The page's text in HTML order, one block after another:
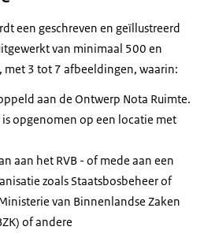
een geschreven en geïllustreerd
van minimaal 500 en
3 tot 7 afbeeldingen, waarin:
aan de Ontwerp Nota Ruimte.
opgenomen op een locatie met
aan het RVB - of mede aan een
zoals Staatsbosbeheer of
van Binnenlandse Zaken
of andere